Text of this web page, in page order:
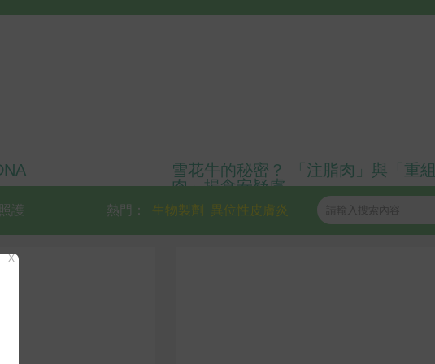
雪花牛的秘密？ 「注脂肉」與「重
肉」揭食安疑慮
護 異位性皮膚炎
生物製劑
熱門：
X